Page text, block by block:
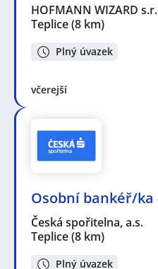
HOFMANN WIZARD
Teplice(8 km)
Plný úvazek
včerejší
Osobní bankéř/ka
Česká spořitelna, a.s.
Teplice(8 km)
Plný úvazek